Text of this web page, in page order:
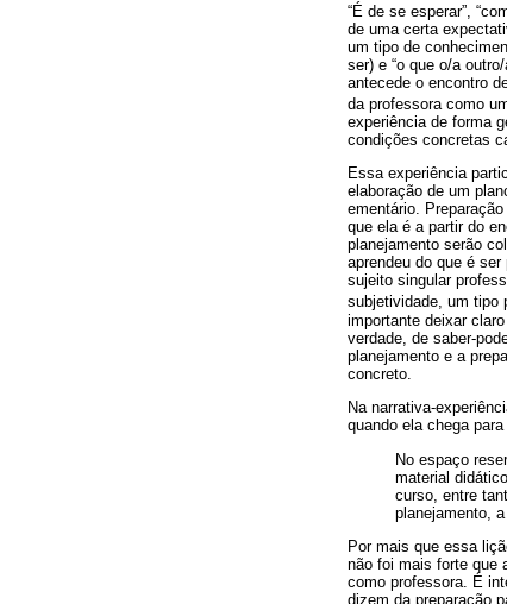
“É de se esperar”,
de uma certa
um tipo de
ser) e “o que o/a
antecede o encontro
da professora como
experiência de forma
condições concretas
Essa experiência
elaboração de um
ementário.
que ela é a partir do
planejamento serão
aprendeu do que é
sujeito singular
subjetividade, um tipo
importante deixar
verdade, de saber-
planejamento e a
concreto.
Na narrativa-
quando ela chega
No espaço
material
curso, entre
planejamento,
Por mais que essa
não foi mais forte que
como professora. É
dizem da preparação